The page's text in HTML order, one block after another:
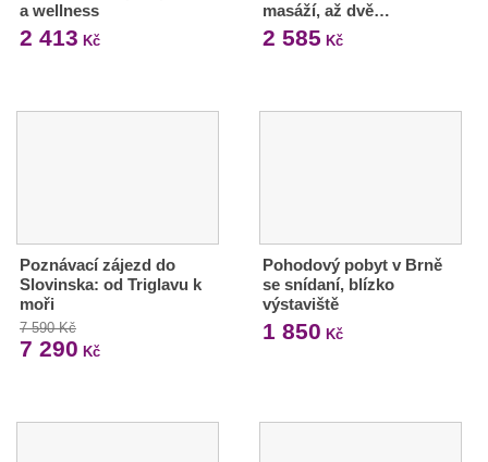
a wellness
2 413 Kč
masáží, až dvě…
2 585 Kč
Poznávací zájezd do
Slovinska: od Triglavu k
moři
7 590 Kč
7 290 Kč
Pohodový pobyt v Brně
se snídaní, blízko
výstaviště
1 850 Kč